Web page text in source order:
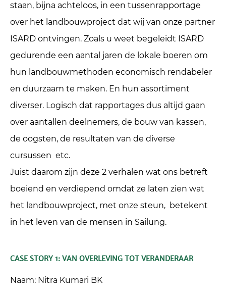
staan, bijna achteloos, in een tussenrapportage
over het landbouwproject dat wij van onze partner
ISARD ontvingen. Zoals u weet begeleidt ISARD
gedurende een aantal jaren de lokale boeren om
hun landbouwmethoden economisch rendabeler
en duurzaam te maken. En hun assortiment
diverser. Logisch dat rapportages dus altijd gaan
over aantallen deelnemers, de bouw van kassen,
de oogsten, de resultaten van de diverse
cursussen etc.
Juist daarom zijn deze 2 verhalen wat ons betreft
boeiend en verdiepend omdat ze laten zien wat
het landbouwproject, met onze steun, betekent
in het leven van de mensen in Sailung.
CASE STORY 1: VAN OVERLEVING TOT VERANDERAAR
Naam: Nitra Kumari BK